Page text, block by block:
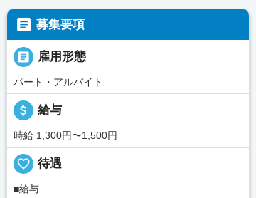
 募集要項
 雇用形態
パート・アルバイト
attach_money 給与
時給 1,300円〜1,500円
favorite_border 待遇
■給与